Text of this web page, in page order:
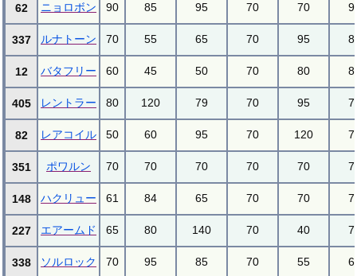
62 ニョロボン 90 85 95 70 70
337 ルナトーン 70 55 65 70 95
12 バタフリー 60 45 50 70 80
405 レントラー 80 120 79 70 95
82 レアコイル 50 60 95 70 120
351 ポワルン 70 70 70 70 70
148 ハクリュー 61 84 65 70 70
227 エアームド 65 80 140 70 40
338 ソルロック 70 95 85 70 55